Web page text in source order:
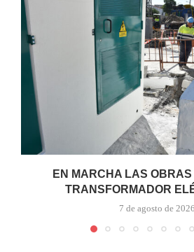
EN MARCHA LAS
TRANSFORMADOR
7 de agosto de 2026